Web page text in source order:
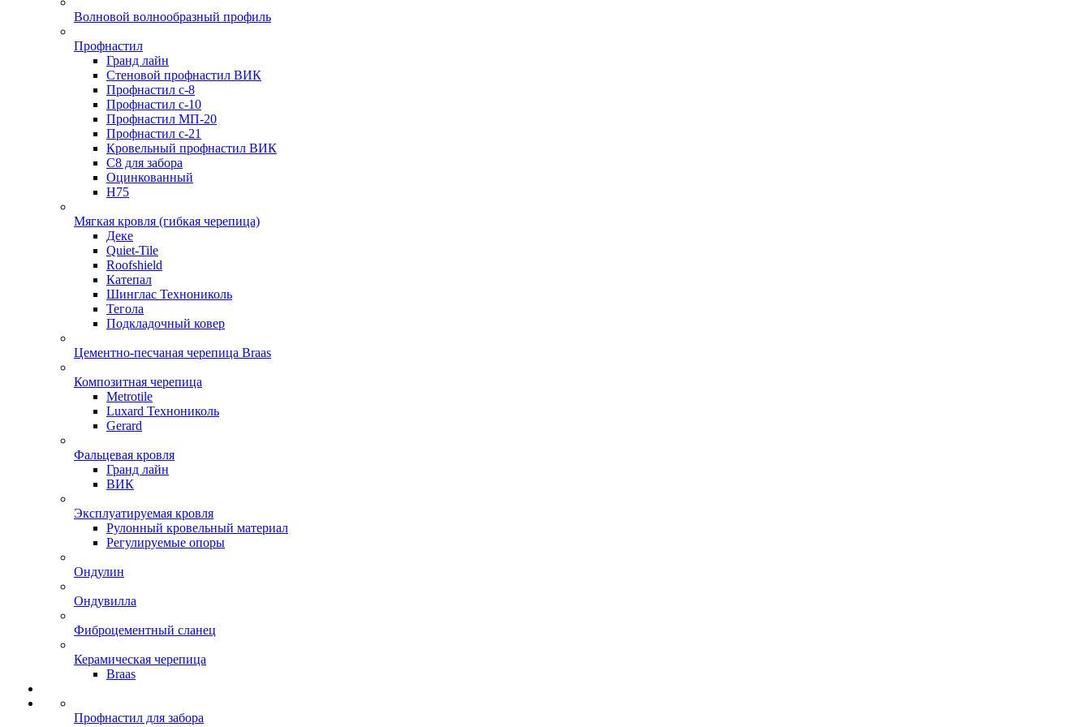
Волновой волнообразный профиль
Профнастил
Гранд лайн
Стеновой профнастил ВИК
Профнастил с-8
Профнастил с-10
Профнастил МП-20
Профнастил с-21
Кровельный профнастил ВИК
С8 для забора
Оцинкованный
Н75
Мягкая кровля (гибкая черепица)
Деке
Quiet-Tile
Roofshield
Катепал
Шинглас Технониколь
Тегола
Подкладочный ковер
Цементно-песчаная черепица Braas
Композитная черепица
Metrotile
Luxard Технониколь
Gerard
Фальцевая кровля
Гранд лайн
ВИК
Эксплуатируемая кровля
Рулонный кровельный материал
Регулируемые опоры
Ондулин
Ондувилла
Фиброцементный сланец
Керамическая черепица
Braas
Профнастил для забора